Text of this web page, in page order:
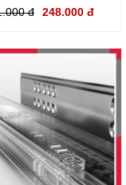
đ 248.000 đ